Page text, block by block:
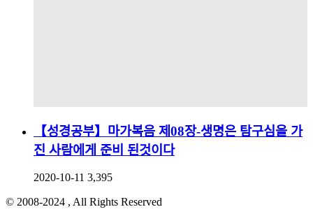
【성경공부】마가복음 제08장-생명은 탐구심을 가
진 사람에게 준비 된것이다
2020-10-11 3,395
© 2008-2024 , All Rights Reserved